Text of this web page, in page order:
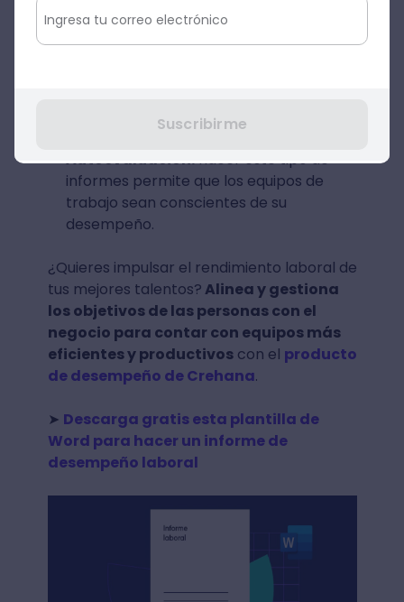
por mejorar. Si bien se habla sobre las
debilidades del personal, la idea central
desempeño, con el fin de lograr un
Autoevaluación:hacer este tipo de
informes permite que los equipos de
trabajo sean conscientes de su
desempeño.
¿Quieres impulsar el rendimiento laboral de
tus mejores talentos?Alinea y gestiona
los objetivos de las personas con el
negocio para contar con equipos más
eficientes y productivoscon el producto
de desempeño de Crehana.
➤ Descarga gratis esta plantilla de
Word para hacer un informe de
desempeño laboral
Suscribirme